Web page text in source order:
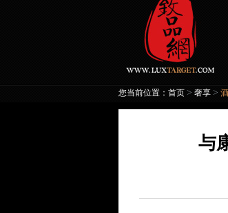
您当前位置： 首页 > 奢享 >
与